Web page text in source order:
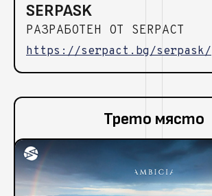
SERPASK
РАЗРАБОТЕН ОТ SERPACT
https://serpact.bg/serpask/
Трето място